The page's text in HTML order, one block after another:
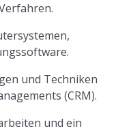
und Techniken
(CRM).
und ein